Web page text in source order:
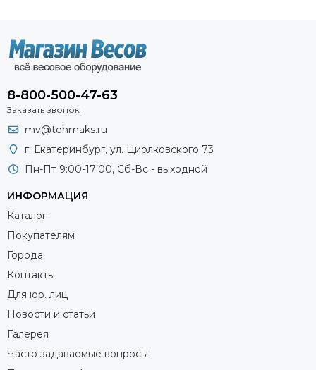
8-800-500-47-63
Заказать звонок
mv@tehmaks.ru
г. Екатеринбург, ул. Циолковского 73
Пн-Пт 9:00-17:00, Сб-Вс - выходной
ИНФОРМАЦИЯ
Каталог
Покупателям
Города
Контакты
Для юр. лиц
Новости и статьи
Галерея
Часто задаваемые вопросы